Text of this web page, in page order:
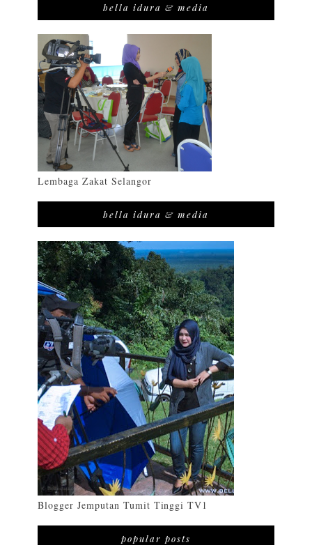
bella idura & media
Lembaga Zakat Selangor
bella idura & media
Blogger Jemputan Tumit Tinggi TV1
popular posts